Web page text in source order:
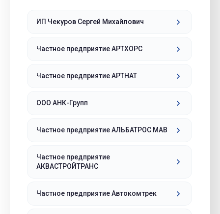
ИП Чекуров Сергей Михайлович
Частное предприятие АРТХОРС
Частное предприятие АРТНАТ
ООО АНК-Групп
Частное предприятие АЛЬБАТРОС МАВ
Частное предприятие
АКВАСТРОЙТРАНС
Частное предприятие Автокомтрек